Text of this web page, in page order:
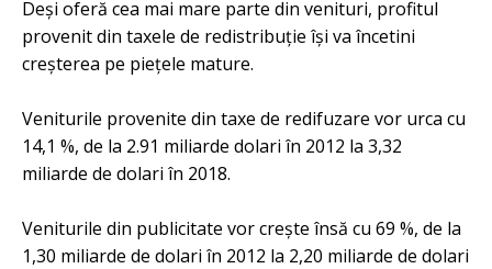
Deși oferă cea mai mare parte din venituri, profitul
provenit din taxele de redistribuție își va încetini
creșterea pe piețele mature.
Veniturile provenite din taxe de redifuzare vor urca cu
14,1 %, de la 2.91 miliarde dolari în 2012 la 3,32
miliarde de dolari în 2018.
Veniturile din publicitate vor crește însă cu 69 %, de la
1,30 miliarde de dolari în 2012 la 2,20 miliarde de dolari